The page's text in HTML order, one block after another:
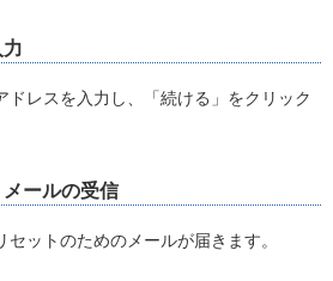
ドレスを入力し、「続ける」をクリック
ールの受信
ットのためのメールが届きます。